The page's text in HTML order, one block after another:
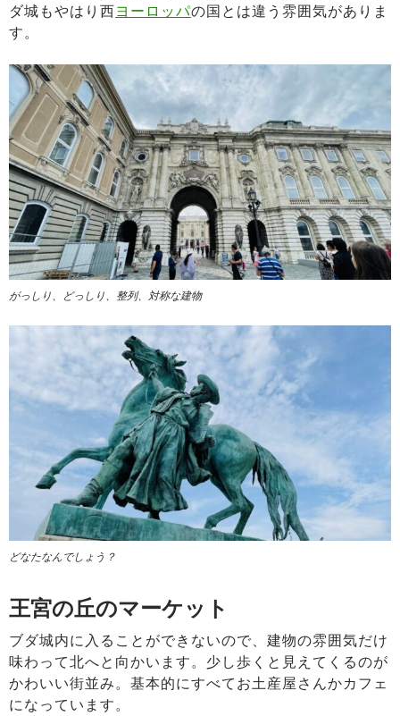
ダ城もやはり西ヨーロッパの国とは違う雰囲気がありま
す。
がっしり、どっしり、整列、対称な建物
どなたなんでしょう？
王宮の丘のマーケット
ブダ城内に入ることができないので、建物の雰囲気だけ
味わって北へと向かいます。少し歩くと見えてくるのが
かわいい街並み。基本的にすべてお土産屋さんかカフェ
になっています。